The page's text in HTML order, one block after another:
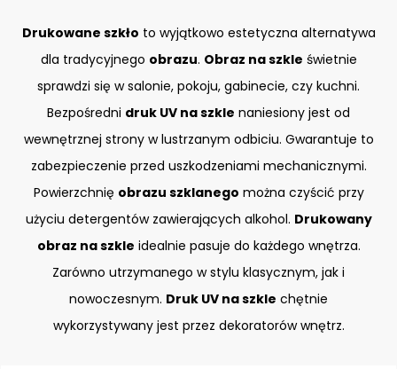
Drukowane szkło to wyjątkowo estetyczna alternatywa
dla tradycyjnego obrazu. Obraz na szkle świetnie
sprawdzi się w salonie, pokoju, gabinecie, czy kuchni.
Bezpośredni druk UV na szkle naniesiony jest od
wewnętrznej strony w lustrzanym odbiciu. Gwarantuje to
zabezpieczenie przed uszkodzeniami mechanicznymi.
Powierzchnię obrazu szklanego można czyścić przy
użyciu detergentów zawierających alkohol. Drukowany
obraz na szkle idealnie pasuje do każdego wnętrza.
Zarówno utrzymanego w stylu klasycznym, jak i
nowoczesnym. Druk UV na szkle chętnie
wykorzystywany jest przez dekoratorów wnętrz.